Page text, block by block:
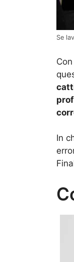
Se
In